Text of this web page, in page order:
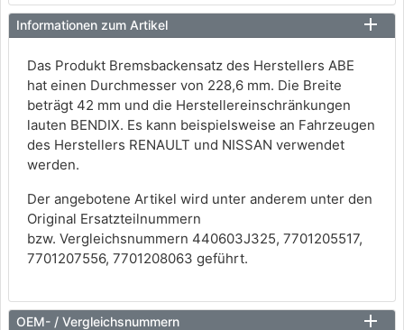
Informationen zum Artikel
Das Produkt Bremsbackensatz des Herstellers ABE
hat einen Durchmesser von 228,6 mm. Die Breite
beträgt 42 mm und die Herstellereinschränkungen
lauten BENDIX. Es kann beispielsweise an Fahrzeugen
des Herstellers RENAULT und NISSAN verwendet
werden.
Der angebotene Artikel wird unter anderem unter den
Original Ersatzteilnummern
bzw. Vergleichsnummern 440603J325, 7701205517,
7701207556, 7701208063 geführt.
OEM- / Vergleichsnummern